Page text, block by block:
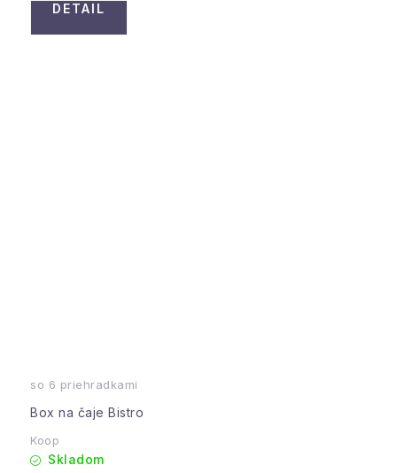
DETAIL
so 6 priehradkami
Box na čaje Bistro
Koop
Skladom